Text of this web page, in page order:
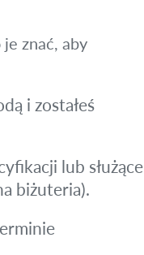
znać, aby
i zostałeś
lub służące
biżuteria).